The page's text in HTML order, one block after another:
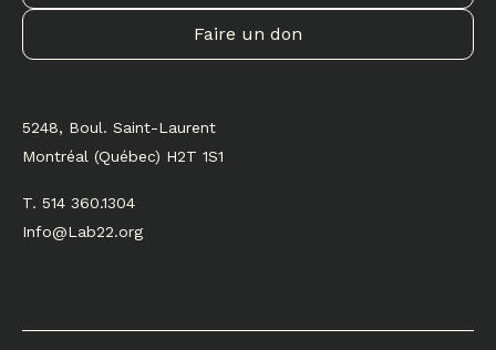
5248, Boul. Saint-Laurent
Montréal (Québec) H2T 1S1
T. 514 360.1304
Info@Lab22.org
Faire un don